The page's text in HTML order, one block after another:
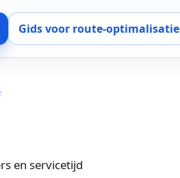
Gids voor route-optimalisatie
en servicetijd